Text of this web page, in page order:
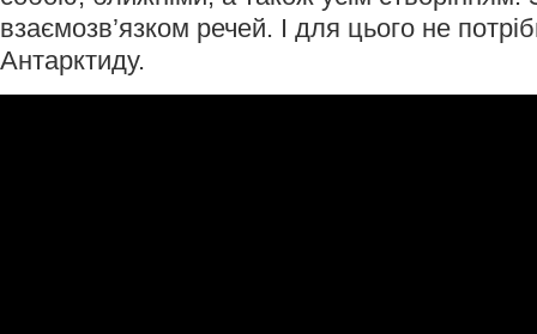
взаємозв’язком речей. І для цього не
Антарктиду.